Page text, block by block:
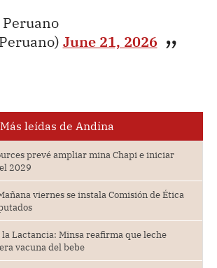
June 21, 2026
Más leídas de Andina
prevé ampliar mina Chapi e iniciar
2029
viernes se instala Comisión de Ética
la Lactancia: Minsa reafirma que leche
vacuna del bebe